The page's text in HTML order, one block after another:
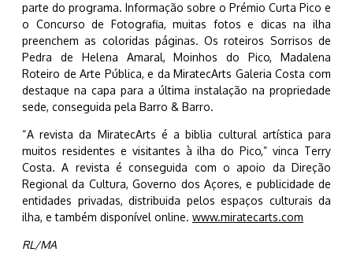
parte do programa. Informação sobre o Prémio Curta Pico e
o Concurso de Fotografia, muitas fotos e dicas na ilha
preenchem as coloridas páginas. Os roteiros Sorrisos de
Pedra de Helena Amaral, Moinhos do Pico, Madalena
Roteiro de Arte Pública, e da MiratecArts Galeria Costa com
destaque na capa para a última instalação na propriedade
sede, conseguida pela Barro & Barro.
“A revista da MiratecArts é a biblia cultural artística para
muitos residentes e visitantes à ilha do Pico,” vinca Terry
Costa. A revista é conseguida com o apoio da Direção
Regional da Cultura, Governo dos Açores, e publicidade de
entidades privadas, distribuida pelos espaços culturais da
ilha, e também disponível online. www.miratecarts.com
RL/MA